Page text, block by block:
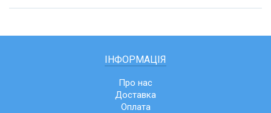
ІНФОРМАЦІЯ
Про нас
Доставка
Оплата